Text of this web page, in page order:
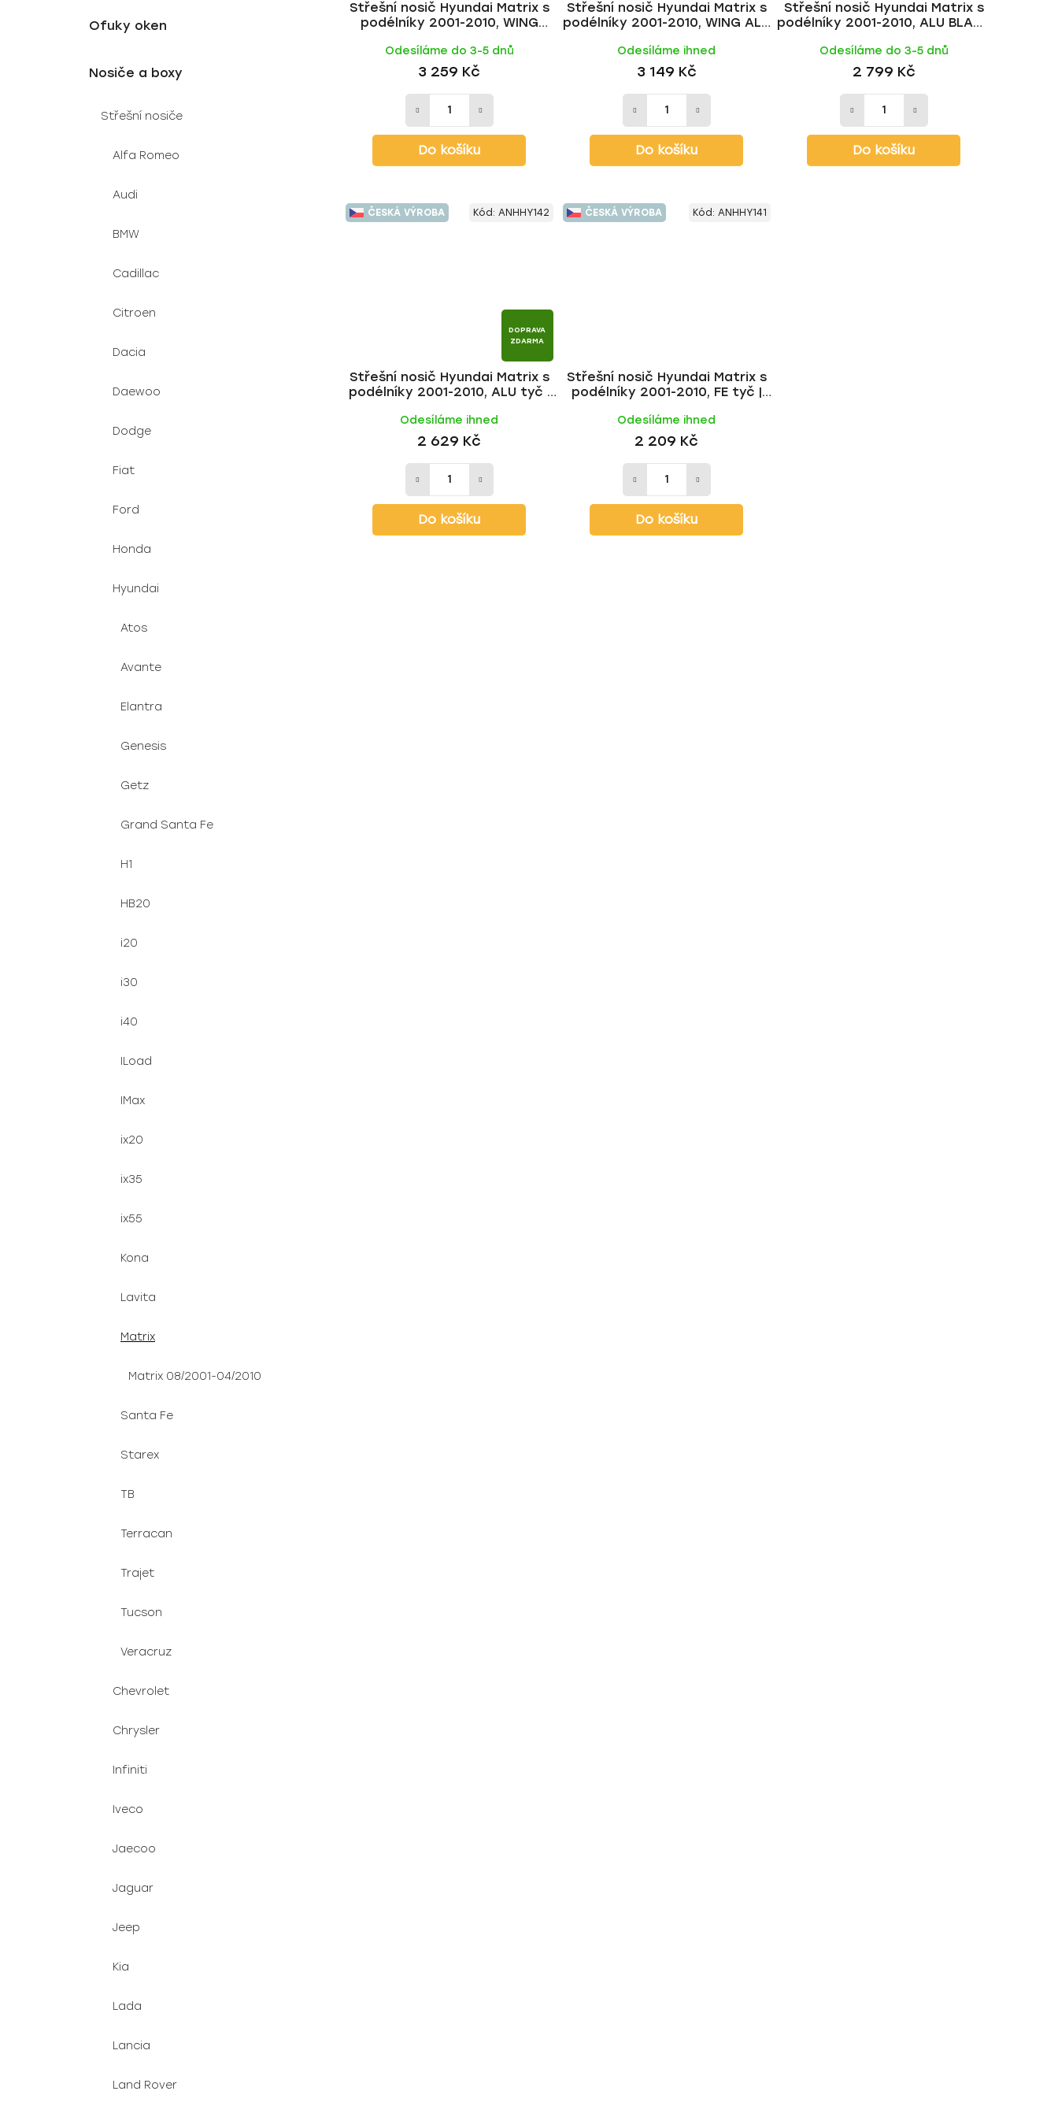
Ofuky oken
Nosiče a boxy
Střešní nosiče
Alfa Romeo
Audi
BMW
Cadillac
Citroen
Dacia
Daewoo
Dodge
Fiat
Ford
Honda
Hyundai
Atos
Avante
Elantra
Genesis
Getz
Grand Santa Fe
H1
HB20
i20
i30
i40
ILoad
IMax
ix20
ix35
ix55
Kona
Lavita
Matrix
Matrix 08/2001-04/2010
Santa Fe
Starex
TB
Terracan
Trajet
Tucson
Veracruz
Chevrolet
Chrysler
Infiniti
Iveco
Jaecoo
Jaguar
Jeep
Kia
Lada
Lancia
Land Rover
t
uStřešní nosič Hyundai Matrix s
podélníky 2001-2010, WING
Odesíláme do 3-5 dnů
3 259 Kč
Do košíku
Střešní nosič Hyundai Matrix s
podélníky 2001-2010, WING ALU
Odesíláme ihned
3 149 Kč
Do košíku
Střešní nosič Hyundai Matrix s
podélníky 2001-2010, ALU BLACK
Odesíláme do 3-5 dnů
2 799 Kč
Do košíku
ČESKÁ VÝROBA
DOPRAVA
ZDARMA
Střešní nosič Hyundai Matrix s
podélníky 2001-2010, ALU tyč |
Odesíláme ihned
2 629 Kč
Do košíku
Kód: ANHHY142 ČESKÁ VÝROBA
Střešní nosič Hyundai Matrix s
podélníky 2001-2010, FE tyč |
Odesíláme ihned
2 209 Kč
Do košíku
Kód: ANHHY141